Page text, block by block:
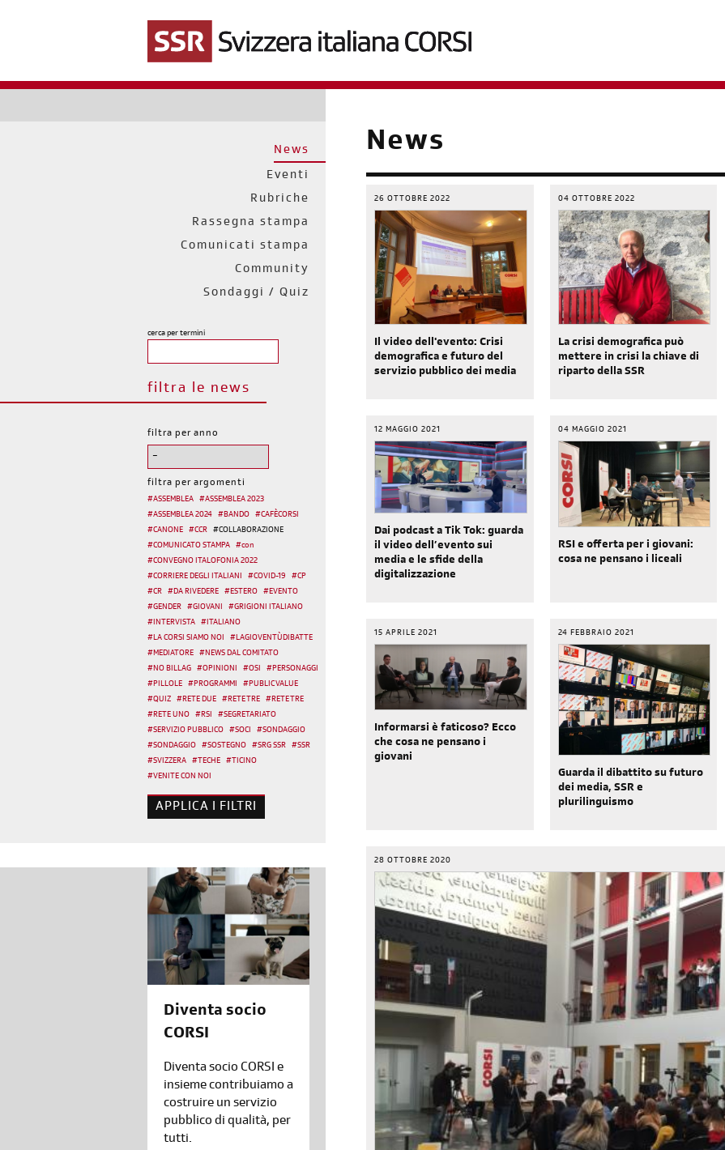
News
Eventi
Rubriche
Rassegna stampa
Comunicati stampa
Community
Sondaggi / Quiz
cerca per termini
filtra le news
filtra per anno
filtra per argomenti
#ASSEMBLEA #ASSEMBLEA 2023
#ASSEMBLEA 2024 #BANDO #CAFÈCORSI
#CANONE #CCR #COLLABORAZIONE
#COMUNICATO STAMPA #con
#CONVEGNO ITALOFONIA 2022
#CORRIERE DEGLI ITALIANI #COVID-19 #CP
#CR #DA RIVEDERE #ESTERO #EVENTO
#GENDER #GIOVANI #GRIGIONI ITALIANO
#INTERVISTA #ITALIANO
#LA CORSI SIAMO NOI #LAGIOVENTÙDIBATTE
#MEDIATORE #NEWS DAL COMITATO
#NO BILLAG #OPINIONI #OSI #PERSONAGGI
#PILLOLE #PROGRAMMI #PUBLIC VALUE
#QUIZ #RETE DUE #RETE TRE #RETE TRE
#RETE UNO #RSI #SEGRETARIATO
#SERVIZIO PUBBLICO #SOCI #SONDAGGIO
#SONDAGGIO #SOSTEGNO #SRG SSR #SSR
#SVIZZERA # TECHE # TICINO
#VENITE CON NOI
Diventa socio
CORSI
Diventa socio CORSI e
insieme contribuiamo a
costruire un servizio
pubblico di qualità, per
tutti.
News
26 OTTOBRE 2022
Il video dell'evento: Crisi
demografica e futuro del
servizio pubblico dei media
04 OTTOBRE 2022
La crisi demografica può
mettere in crisi la chiave di
riparto della SSR
12 MAGGIO 2021
Dai podcast a Tik Tok: guarda
il video dell’evento sui
media e le sfide della
digitalizzazione
04 MAGGIO 2021
RSI e offerta per i giovani:
cosa ne pensano i liceali
15 APRILE 2021
Informarsi è faticoso? Ecco
che cosa ne pensano i
giovani
24 FEBBRAIO 2021
Guarda il dibattito su futuro
dei media, SSR e
plurilinguismo
28 OTTOBRE 2020